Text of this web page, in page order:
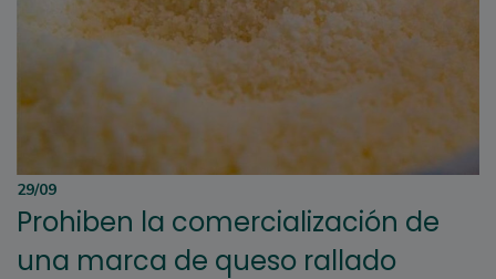
29/09
Prohiben la comercialización de
una marca de queso rallado